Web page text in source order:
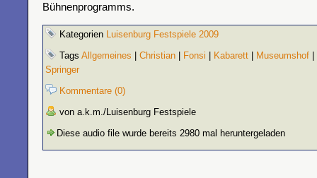
Bühnenprogramms.
Kategorien Luisenburg Festspiele 2009
Tags Allgemeines Christian Fonsi Kabarett Museumshof
Springer
Kommentare (0)
von a.k.m./Luisenburg Festspiele
Diese audio file wurde bereits 2980 mal heruntergeladen